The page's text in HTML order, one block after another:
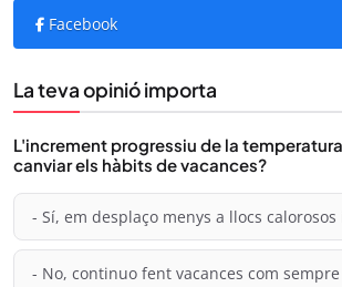
Facebook
La teva opinió importa
L'increment progressiu de la
canviar els hàbits de vacances?
- Sí, em desplaço menys a llocs
- No, continuo fent vacances com sempre